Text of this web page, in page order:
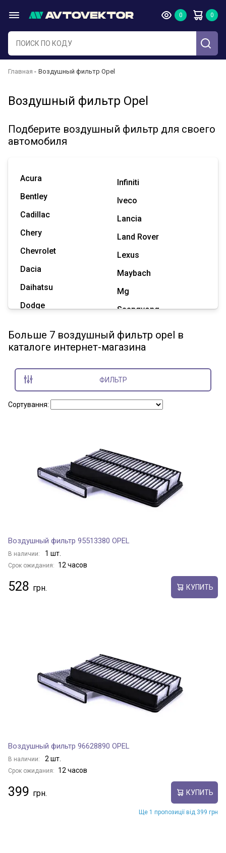
Главная Воздушный фильтр Opel
Воздушный фильтр Opel
Подберите воздушный фильтр для своего
автомобиля
Acura
Bentley
Cadillac
Chery
Chevrolet
Dacia
Daihatsu
Dodge
Great Wall
Hummer
Infiniti
Iveco
Lancia
Land Rover
Lexus
Maybach
Mg
Ssangyong
Tesla
Показать все марки
Больше 7 воздушный фильтр opel в
каталоге интернет-магазина
ФИЛЬТР
Сортування:
Воздушный фильтр 95513380 OPEL
В наличии: 1 шт.
Срок ожидания: 12 часов
528 КУПИТЬ
Воздушный фильтр 96628890 OPEL
В наличии: 2 шт.
Срок ожидания: 12 часов
399 КУПИТЬ
Ще 1 пропозиції від 399 грн